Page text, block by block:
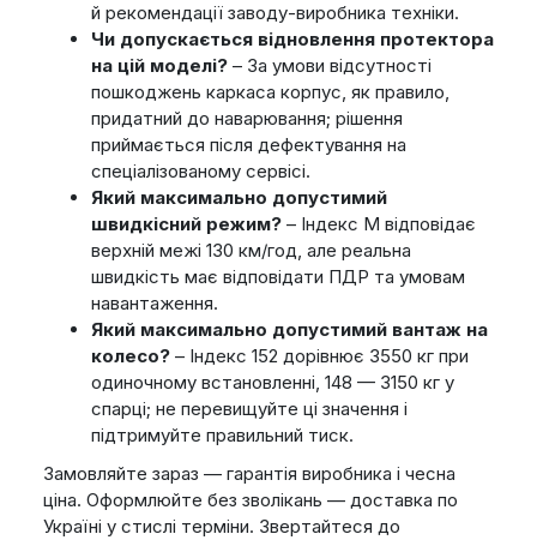
й рекомендації заводу-виробника техніки.
Чи допускається відновлення протектора
на цій моделі?– За умови відсутності
пошкоджень каркаса корпус, як правило,
придатний до наварювання; рішення
приймається після дефектування на
спеціалізованому сервісі.
Який максимально допустимий
швидкісний режим?– Індекс M відповідає
верхній межі 130 км/год, але реальна
швидкість має відповідати ПДР та умовам
навантаження.
Який максимально допустимий вантаж на
колесо?– Індекс 152 дорівнює 3550 кг при
одиночному встановленні, 148 — 3150 кг у
спарці; не перевищуйте ці значення і
підтримуйте правильний тиск.
Замовляйте зараз — гарантія виробника і чесна
ціна. Оформлюйте без зволікань — доставка по
Україні у стислі терміни. Звертайтеся до